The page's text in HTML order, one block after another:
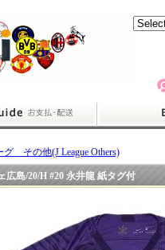
グ その他(J League Others)
広島/20/H #20 永井龍 紙タグ付